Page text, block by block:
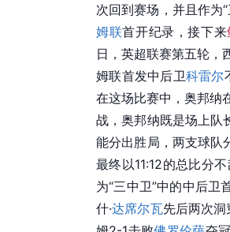
次回到赛场，并且作为
姆联首开纪录，接下来
日，英超联赛第五轮，
姆联首发中后卫科雷尔
在这场比赛中，奥邦纳
战，奥邦纳既是场上队
能分出胜局，两支球队
最终以11:12的总比分
为“三中卫”中的中后
什·达席尔瓦先后两次